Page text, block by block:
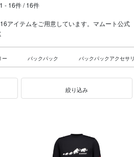
1 - 16件 / 16件
アイテムをご用意しています。マムート公式
ー バックパック バックパックアクセサ
絞り込み